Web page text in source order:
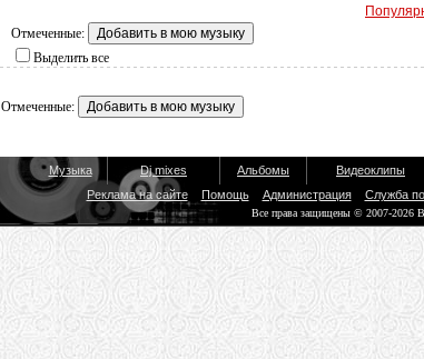
Отмеченные:
Выделить все
Отмеченные:
Музыка Dj mixes Альбомы Видеоклипы
Реклама на сайте
Помощь Администрация Служба
Все права защищены © 2007-2026